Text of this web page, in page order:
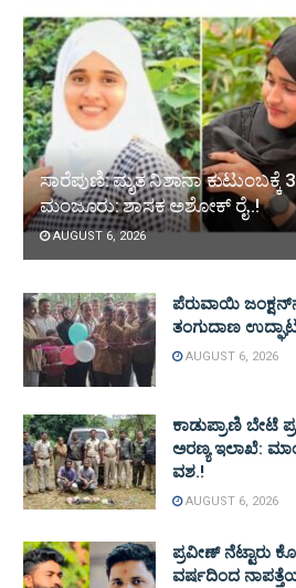
ಸಾರೆಪುಣಿ: ಮೃತ ನಿಶಾನಾ ಕುಟುಂಬಕ್ಕೆ
ಮಂಜೂರು: ಶಾಸಕ ಅಶೋಕ್ ರೈ..!
AUGUST 6, 2026
ಪೆರುವಾಯಿ
ತಂಗುದಾಣ
AUGUST 6, 2026
ಕಾಡುಪ್ರಾಣಿ ಬೇಟೆ
ಅರಣ್ಯ ಇಲಾಖೆ:
ವಶ.!
AUGUST 6, 2026
ಪ್ರವೀಣ್ ನೆಟ್ಟಾರು
ವರ್ಷದಿಂದ